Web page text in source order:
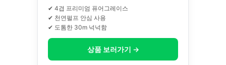
✔ 4겹 프리미엄 퓨어그레이스
✔ 천연펄프 안심 사용
✔ 도톰한 30m 넉넉함
상품 보러가기 →